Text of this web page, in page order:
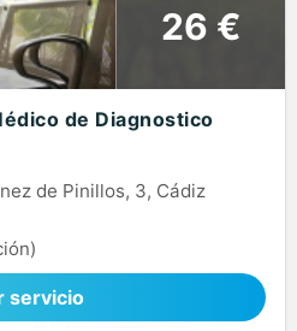
26 €
de Diagnostico
de Pinillos, 3, Cádiz
servicio